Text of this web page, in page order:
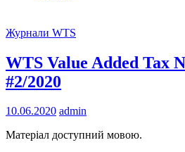
Журнали WTS
WTS Value Added Tax
#2/2020
10.06.2020 admin
Матеріал доступний мовою.